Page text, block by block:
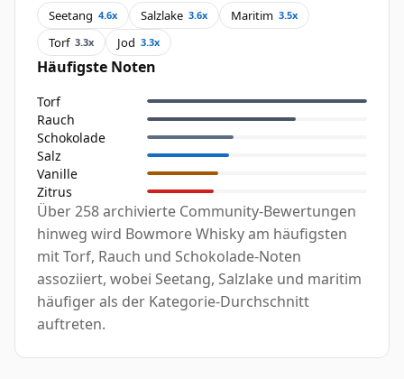
Seetang 4.6x Salzlake 3.6x Maritim 3.5x
Torf 3.3x Jod 3.3x
Häufigste Noten
Torf
Rauch
Schokolade
Salz
Vanille
Zitrus
Über 258 archivierte Community-Bewertungen
hinweg wird Bowmore Whisky am häufigsten
mit Torf, Rauch und Schokolade-Noten
assoziiert, wobei Seetang, Salzlake und maritim
häufiger als der Kategorie-Durchschnitt
auftreten.